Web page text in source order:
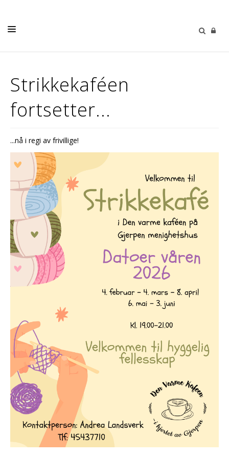
KIRKELIGE HANDLINGER
VÅR MENIGHET
DIAKONI
KIRKEMUSIKK
GIVERTJENESTE
Strikkekaféen
fortsetter...
...nå i regi av frivillige!